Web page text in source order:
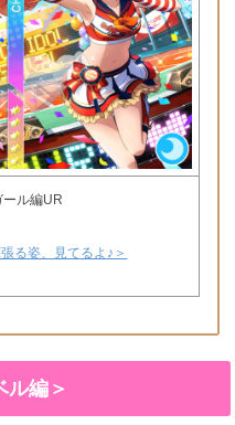
ル編UR
る姿、見てるよ♪＞
ル編＞